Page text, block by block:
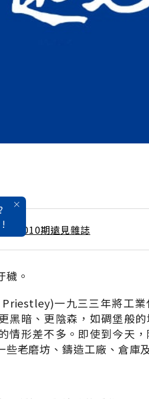
第010期遠見雜誌
穢。
一九三三年將工
黑暗、更陰森，如碉堡般
情形差不多。即使到今天
老磨坊、鑄造工廠、倉庫